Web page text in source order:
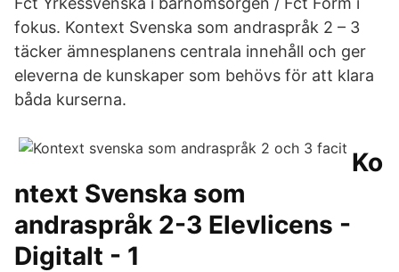
fokus. Kontext Svenska som andraspråk 2 – 3
täcker ämnesplanens centrala innehåll och ger
eleverna de kunskaper som behövs för att klara
båda kurserna.
Ko
ntext Svenska som
andraspråk 2-3 Elevlicens -
Digitalt - 1